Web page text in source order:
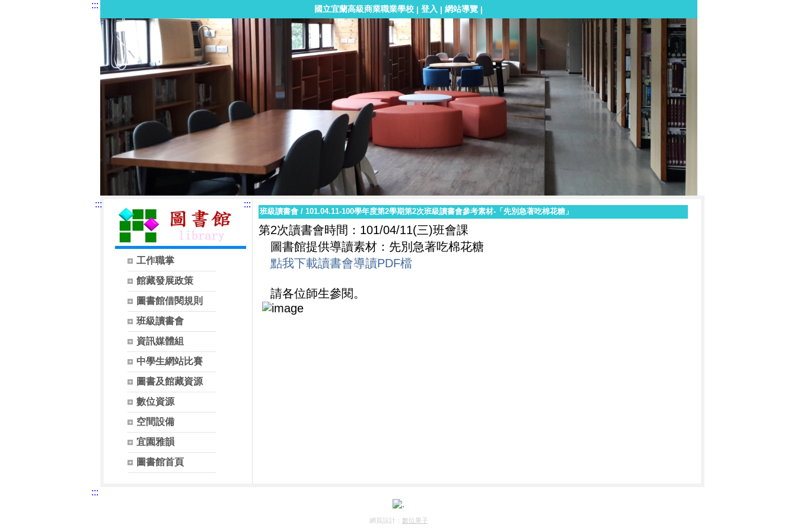
::: 國立宜蘭高級商業職業學校 | 登入 | 網站導覽 |
:::
工作職掌
館藏發展政策
圖書館借閱規則
班級讀書會
資訊媒體組
中學生網站比賽
圖書及館藏資源
數位資源
空間設備
宜園雅韻
圖書館首頁
:::
班級讀書會/ 101.04.11-100學年度第2學期第2次班級讀書會參考素材-「先別急著吃棉花糖」
第2次讀書會時間：101/04/11(三)班會課
圖書館提供導讀素材：先別急著吃棉花糖
點我下載讀書會導讀PDF檔
請各位師生參閱。
:::
網頁設計： 數位果子